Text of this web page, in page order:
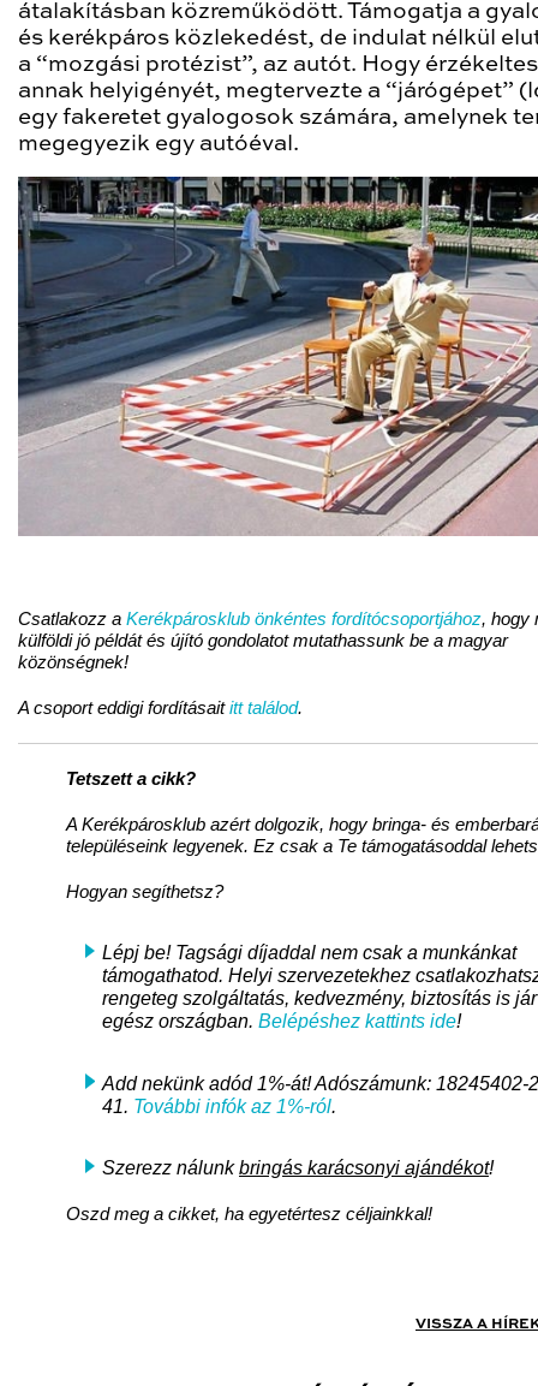
átalakításban közreműködött. Támogatja a
és kerékpáros közlekedést, de indulat nélkül
a “mozgási protézist”, az autót. Hogy
annak helyigényét, megtervezte a “járógépet”
egy fakeretet gyalogosok számára, amelynek
megegyezik egy autóéval.
Csatlakozz a Kerékpárosklub önkéntes fordítócsoportjához, hogy
külföldi jó példát és újító gondolatot mutathassunk be a magyar
közönségnek!
A csoport eddigi fordításaititt találod.
Tetszett a cikk?
A Kerékpárosklub azért dolgozik, hogy bringa- és
településeink legyenek. Ez csak a Te támogatásoddal
Hogyan segíthetsz?
Lépj be! Tagsági díjaddal nem csak a munkánkat
támogathatod. Helyi szervezetekhez
rengeteg szolgáltatás, kedvezmény, biztosítás is
egész országban. Belépéshez kattints ide!
Add nekünk adód 1%-át! Adószámunk: 18245402-
41. További infók az 1%-ról.
Szerezz nálunkbringás karácsonyi ajándékot!
Oszd meg a cikket, ha egyetértesz céljainkkal!
VISSZA A